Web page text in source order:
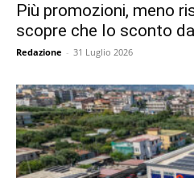
Più promozioni, meno
scopre che lo sconto
Redazione - 31 Luglio 2026